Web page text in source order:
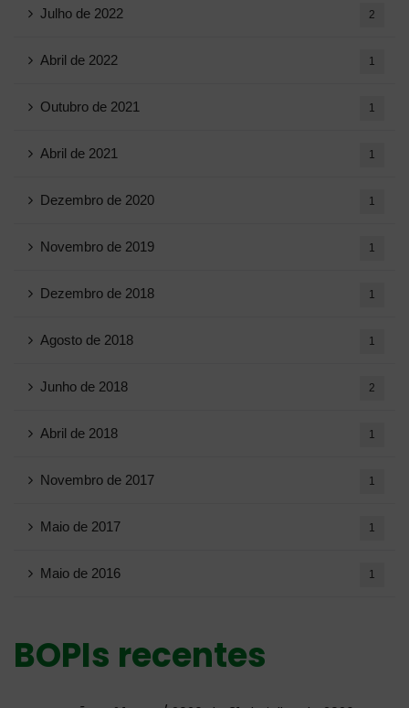
Julho de 2022 2
Abril de 2022 1
Outubro de 2021 1
Abril de 2021 1
Dezembro de 2020 1
Novembro de 2019 1
Dezembro de 2018 1
Agosto de 2018 1
Junho de 2018 2
Abril de 2018 1
Novembro de 2017 1
Maio de 2017 1
Maio de 2016 1
BOPIs recentes